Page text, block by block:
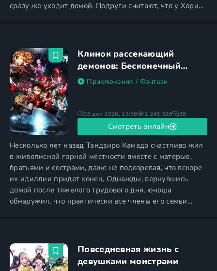
сразу же уходит домой. Подруги считают, что у Хори
пределами школы Кёко ждут совсем другие заботы. Ее
Клинок рассекающий
демонов: Бесконечный
поезд
Приключения / Фэнтези
Несколько лет назад Тандзиро Камадо счастливо жил
в живописной горной местности вместе с матерью,
братьями и сестрами, даже не подозревая, что вскоре
их идиллии придет конец. Однажды, вернувшись
домой после тяжелого трудового дня, юноша
обнаружил, что практически все члены его семьи
существо. Тандзиро поклялся отомстить чудовищам,
разрушившим его жизнь, и стал
05 дек 2020, 13:56 1 245 328 38
Смотреть онлайн
Повседневная жизнь с
девушками монстрами